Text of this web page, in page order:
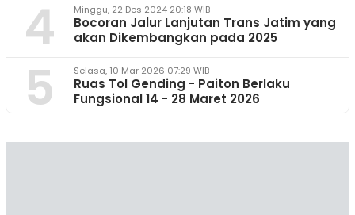
4 Minggu, 22 Des 2024 20:18 WIB
Bocoran Jalur Lanjutan Trans Jatim yang
akan Dikembangkan pada 2025
5 Selasa, 10 Mar 2026 07:29 WIB
Ruas Tol Gending - Paiton Berlaku
Fungsional 14 - 28 Maret 2026